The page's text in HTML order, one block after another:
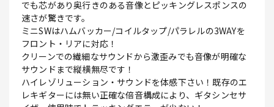
でも芯があり奥行きのある音像とピッキングレスポンスの
速さが驚きです。
ミニSWはハムバッカー/コイルタップ/パラレルの3WAYを
フロント・リアに対応！
クリーンでの繊細なサウンドから激歪みでも音像が明確な
サウンドまで縦横無尽です！
ハイレゾリューション・サウンドを体感下さい！既存のエ
レキギターには無い正確な倍音構成により、ギタシンセサ